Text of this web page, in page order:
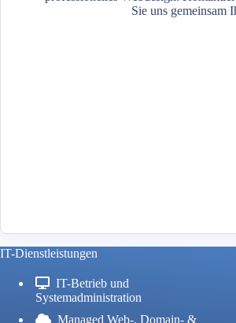
Sie uns gemeinsam
IT-Dienstleistungen
IT-Betrieb und
Systemadministration
Managed Web-, Domain- &